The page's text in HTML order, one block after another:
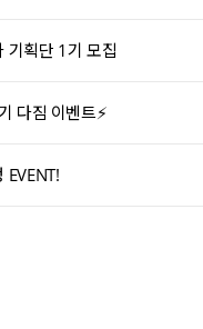
기획단 1기 모집
다짐 이벤트⚡
EVENT!